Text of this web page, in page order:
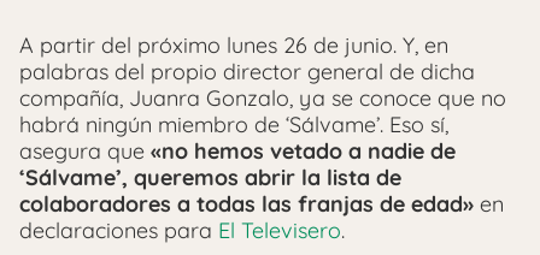
A partir del próximo lunes 26 de junio. Y, en
palabras del propio director general de dicha
compañía, Juanra Gonzalo, ya se conoce que no
habrá ningún miembro de ‘Sálvame’. Eso sí,
asegura que «no hemos vetado a nadie de
‘Sálvame’, queremos abrir la lista de
colaboradores a todas las franjas de edad» en
declaraciones para El Televisero.